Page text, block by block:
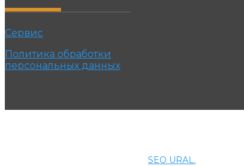
Сервис
Политика обработки
персональных данных
SEO URAL.